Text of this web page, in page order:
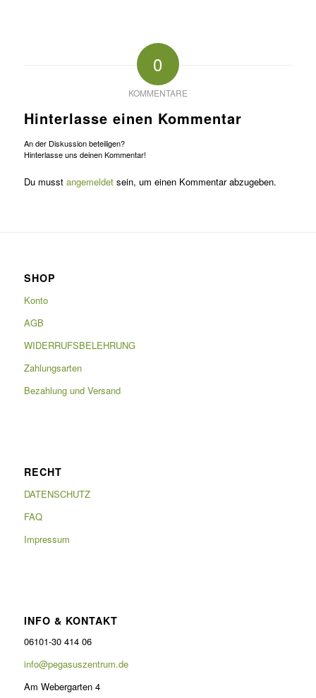
0
KOMMENTARE
Hinterlasse einen Kommentar
An der Diskussion beteiligen?
Hinterlasse uns deinen Kommentar!
Du musst angemeldetsein, um einen Kommentar abzugeben.
SHOP
Konto
AGB
WIDERRUFSBELEHRUNG
Zahlungsarten
Bezahlung und Versand
RECHT
DATENSCHUTZ
FAQ
Impressum
INFO & KONTAKT
06101-30 414 06
info@pegasuszentrum.de
Am Webergarten 4